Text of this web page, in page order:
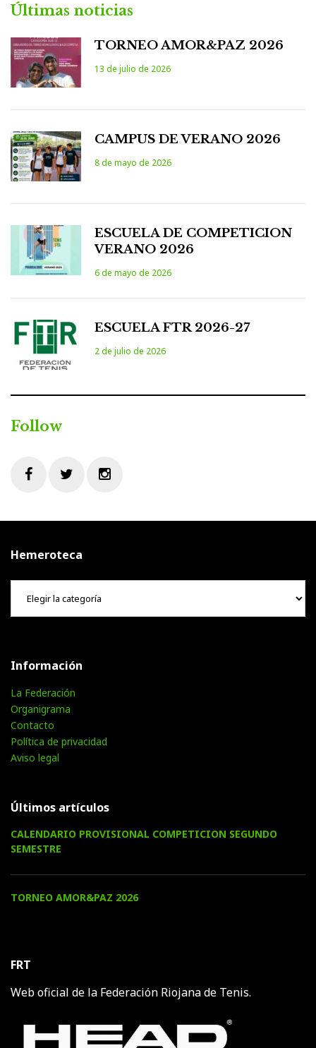
Últimas noticias
TORNEO AMOR&PAZ 2026
13 de julio de 2026
CAMPUS DE VERANO 2026
8 de mayo de 2026
ESCUELA DE COMPETICION
VERANO 2026
6 de mayo de 2026
ESCUELA FTR 2026-27
2 de julio de 2026
Follow
Hemeroteca
Hemeroteca
Información
La Federación
Organigrama
Contacto
Política de privacidad
Aviso legal
Últimos artículos
CALENDARIO PROVISIONAL COMPETICION SEGUNDO
SEMESTRE
TORNEO AMOR&PAZ 2026
FRT
Web oficial de la Federación Riojana de Tenis.